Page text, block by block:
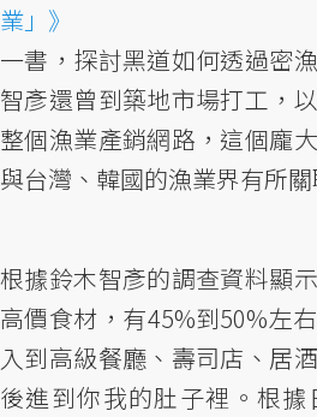
業」》
一書，探討黑道如何透過密
智彥還曾到築地市場打工，
整個漁業產銷網路，這個龐
與台灣、韓國的漁業界有所關
根據鈴木智彥的調查資料顯
高價食材，有45%到50%左
入到高級餐廳、壽司店、居
後進到你我的肚子裡。根